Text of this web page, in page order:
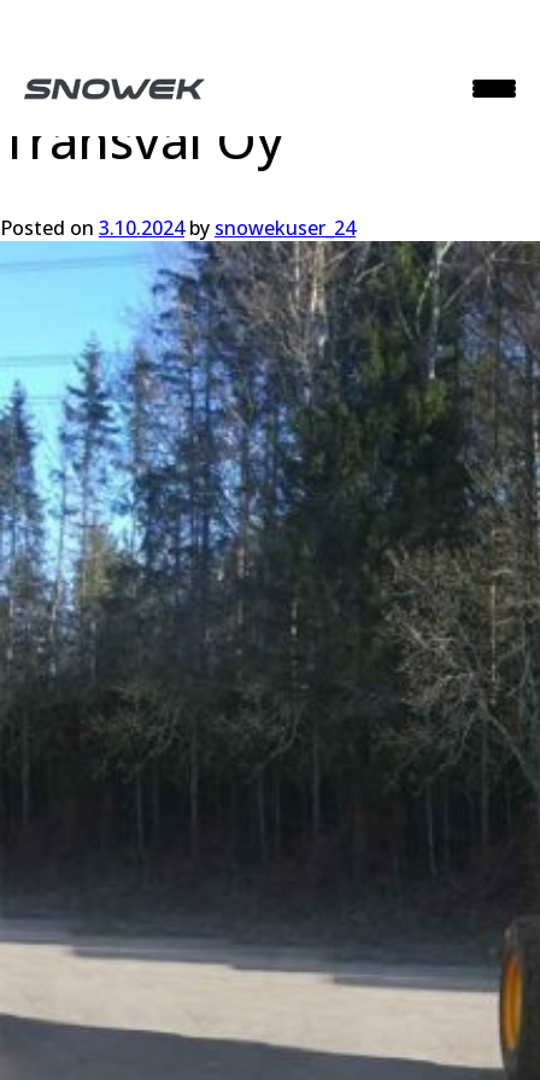
Kalustopäällikkö,
Transval Oy
Posted on 3.10.2024by snowekuser_24